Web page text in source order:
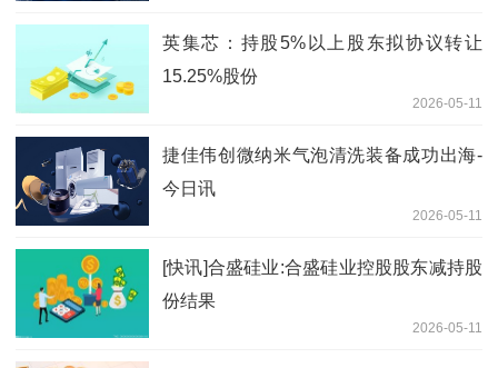
英集芯：持股5%以上股东拟协议转让
15.25%股份
2026-05-11
捷佳伟创微纳米气泡清洗装备成功出海-
今日讯
2026-05-11
[快讯]合盛硅业:合盛硅业控股股东减持股
份结果
2026-05-11